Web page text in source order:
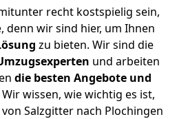
recht kostspielig sein,
denn wir sind hier, um Ihnen
zu bieten. Wir sind die
und arbeiten
die besten Angebote und
wissen, wie wichtig es ist,
Salzgitter nach Plochingen